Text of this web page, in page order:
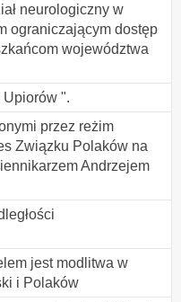
neurologiczny w
ograniczającym dostęp
województwa
Upiorów ".
przez reżim
Związku Polaków na
Andrzejem
jest modlitwa w
i Polaków